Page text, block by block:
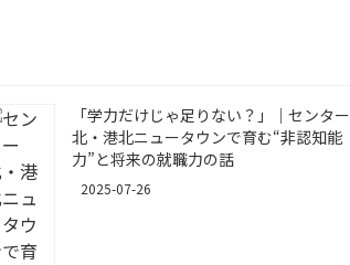
「学力だけじゃ足りない？」｜センター
北・港北ニュータウンで育む“非認知能
力”と将来の就職力の話
2025-07-26